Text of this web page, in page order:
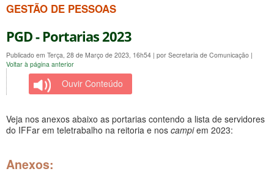
GESTÃO DE PESSOAS
PGD - Portarias 2023
Publicado em Terça, 28 de Março de 2023, 16h54 | por Secretaria de Comunicação |
Voltar à página anterior
Ouvir Conteúdo
Veja nos anexos abaixo as portarias contendo a lista de servidores
do IFFar em teletrabalho na reitoria e nos campiem 2023:
Anexos: